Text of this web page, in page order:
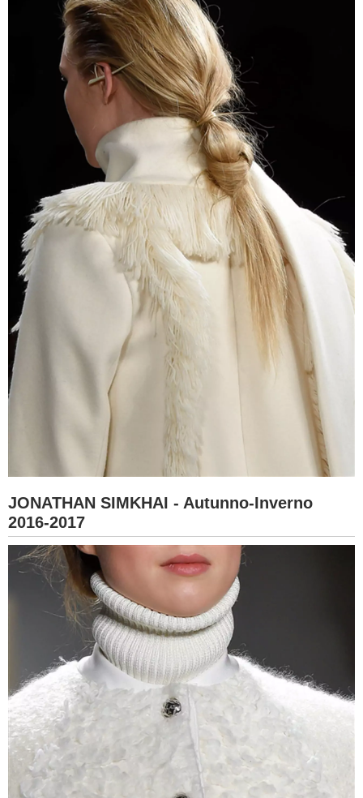
JONATHAN SIMKHAI - Autunno-Inverno
2016-2017